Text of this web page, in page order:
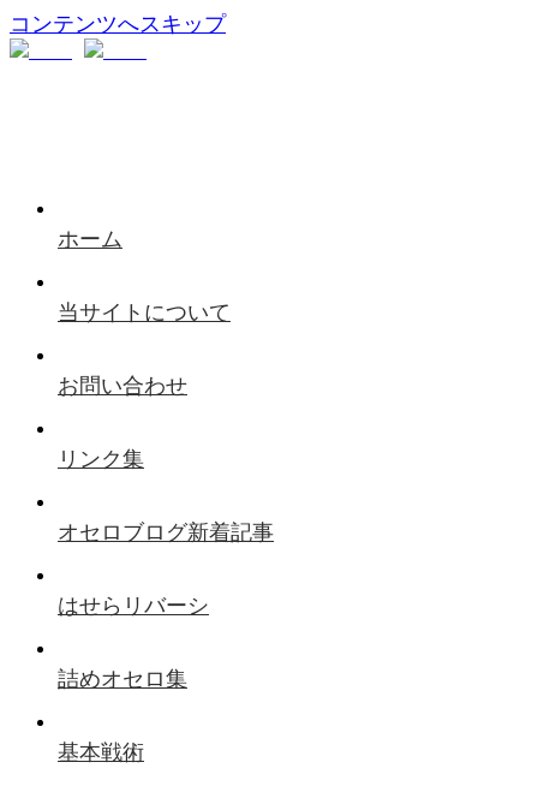
コンテンツへスキップ
ホーム
当サイトについて
お問い合わせ
リンク集
オセロブログ新着記事
はせらリバーシ
詰めオセロ集
基本戦術